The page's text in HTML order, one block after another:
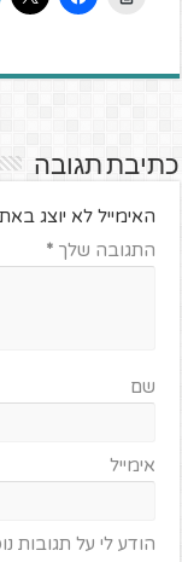
כתיבת תגובה
האימייל לא יוצג
התגובה שלך*
שם
אימייל
הודע לי על תגובות